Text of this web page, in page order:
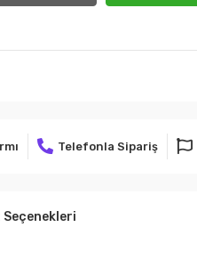
Telefonla Sipariş